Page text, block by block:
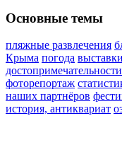
Основные темы
пляжные развлечения
Крыма погода выставки
достопримечательности
фоторепортаж
наших партнёров
история, антиквариат